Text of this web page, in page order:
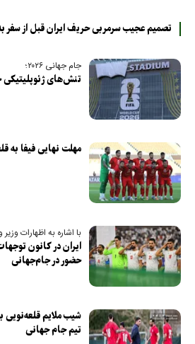
تصمیم عجیب سرمربی حریف ایران قبل از سفر
جام جهانی ۲۰۲۶؛
تنش‌های ژئوپلیتیکی
مهلت نهایی فیفا به
با اشاره به اظهارات
ایران در کانون
حضور در جام‌جهانی
شیب ملایم قلعه‌نویی
تیم جام جهانی